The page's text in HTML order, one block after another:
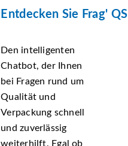
Entdecken Sie Frag' QS
Den intelligenten
Chatbot, der Ihnen
bei Fragen rund um
Qualität und
Verpackung schnell
und zuverlässig
weiterhilft. Egal ob